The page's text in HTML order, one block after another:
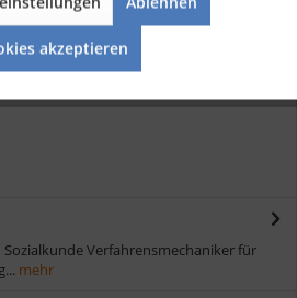
€ 35,- Bestellwert
Verfahrensmechaniker für
mehr
akzeptieren